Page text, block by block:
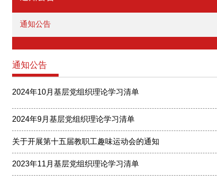
通知公告
通知公告
2024年10月基层党组织理论学习清单
2024年9月基层党组织理论学习清单
关于开展第十五届教职工趣味运动会的通知
2023年11月基层党组织理论学习清单